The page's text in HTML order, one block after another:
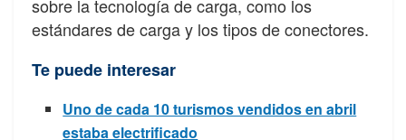
sobre la tecnología de carga, como los
estándares de carga y los tipos de conectores.
Te puede interesar
Uno de cada 10 turismos vendidos en abril
estaba electrificado